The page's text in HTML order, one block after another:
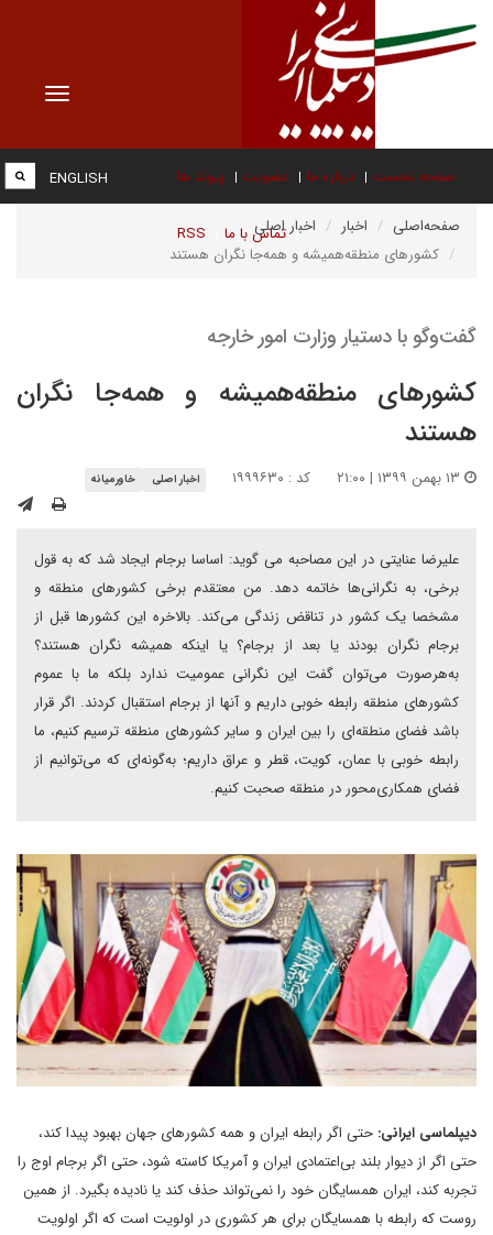
Toggle
صفحه نخست درباره ما عضویت پیوند ها
تماس با ما RSS
ENGLISH
صفحه‌اصلی اخبار
اخبار اصلی
کشورهای منطقه‌همیشه و همه‌جا نگران هستند
گفت‌وگو با‌ دستیار وزارت امور خارجه
کشورهای منطقه‌همیشه و همه‌جا نگران
هستند
کد : ۱۹۹۹۶۳۰ اخبار اصلی خاورمیانه
علیرضا عنایتی در این مصاحبه می گوید: اساسا برجام ایجاد شد که به قول
برخی، به نگرانی‌ها خاتمه دهد. من معتقدم برخی کشورهای منطقه و
مشخصا یک کشور در تناقض زندگی می‌کند. بالاخره این کشورها قبل از
برجام نگران بودند یا بعد از برجام؟ یا اینکه همیشه نگران هستند؟
به‌هر‌صورت می‌توان گفت این نگرانی عمومیت ندارد بلکه ما با عموم
کشورهای منطقه رابطه خوبی داریم و آنها از برجام استقبال کردند. اگر قرار
باشد فضای منطقه‌ای را بین ایران و سایر کشورهای منطقه ترسیم کنیم، ما
رابطه خوبی با عمان، کویت، قطر و عراق داریم؛ به‌گونه‌ای که می‌توانیم از
فضای همکاری‌محور در منطقه صحبت کنیم.
دیپلماسی ایرانی: حتی اگر رابطه ایران و همه کشورهای جهان بهبود پیدا کند،
حتی اگر از دیوار بلند بی‌اعتمادی ایران و آمریکا کاسته شود، حتی اگر برجام اوج را
تجربه کند، ایران همسایگان خود را نمی‌تواند حذف کند یا نادیده بگیرد. از همین
روست که رابطه با همسایگان برای هر کشوری در اولویت است که اگر اولویت